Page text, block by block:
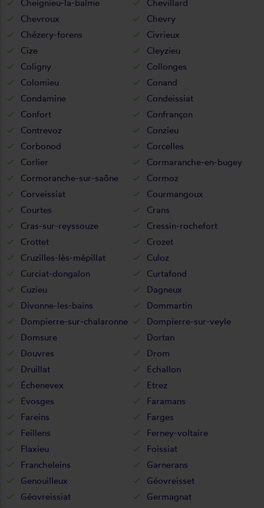
Cheignieu-la-balme
Chevillard
Chevroux
Chevry
Chézery-forens
Civrieux
Cize
Cleyzieu
Coligny
Collonges
Colomieu
Conand
Condamine
Condeissiat
Confort
Confrançon
Contrevoz
Conzieu
Corbonod
Corcelles
Corlier
Cormaranche-en-bugey
Cormoranche-sur-saône
Cormoz
Corveissiat
Courmangoux
Courtes
Crans
Cras-sur-reyssouze
Cressin-rochefort
Crottet
Crozet
Cruzilles-lès-mépillat
Culoz
Curciat-dongalon
Curtafond
Cuzieu
Dagneux
Divonne-les-bains
Dommartin
Dompierre-sur-chalaronne
Dompierre-sur-veyle
Domsure
Dortan
Douvres
Drom
Druillat
Echallon
Échenevex
Etrez
Evosges
Faramans
Fareins
Farges
Feillens
Ferney-voltaire
Flaxieu
Foissiat
Francheleins
Garnerans
Genouilleux
Géovreisset
Géovreissiat
Germagnat